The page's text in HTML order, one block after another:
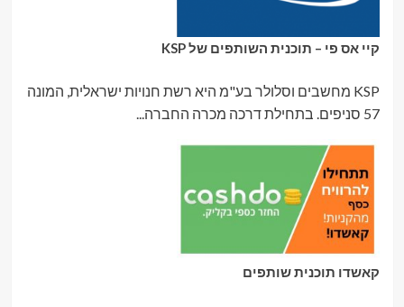
קיי אס פי – תוכנית השותפים של KSP
KSP מחשבים וסלולר בע"מ היא רשת חנויות ישראלית, המונה
57 סניפים. בתחילת דרכה מכרה החברה...
קאשדו תוכנית שותפים